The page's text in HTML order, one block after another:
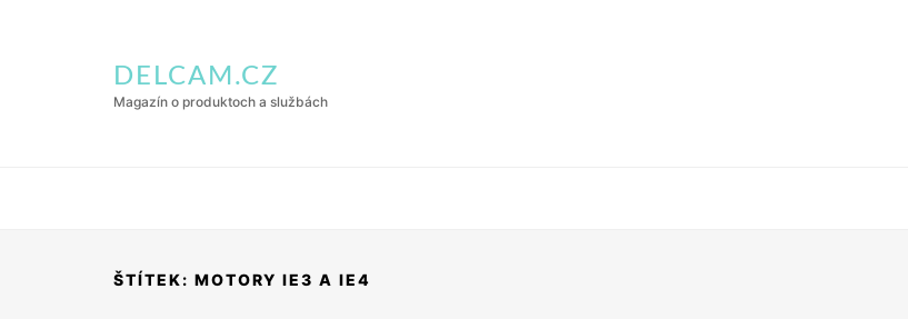
DELCAM.CZ
Magazín o produktoch a službách
ŠTÍTEK: MOTORY IE3 A IE4